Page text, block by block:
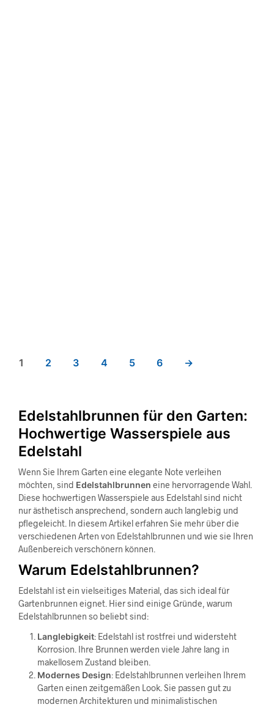
1 2 3 4 5 6 →
Edelstahlbrunnen für den Garten:
Hochwertige Wasserspiele aus
Edelstahl
Wenn Sie Ihrem Garten eine elegante Note verleihen
möchten, sind Edelstahlbrunnen eine hervorragende Wahl.
Diese hochwertigen Wasserspiele aus Edelstahl sind nicht
nur ästhetisch ansprechend, sondern auch langlebig und
pflegeleicht. In diesem Artikel erfahren Sie mehr über die
verschiedenen Arten von Edelstahlbrunnen und wie sie Ihren
Außenbereich verschönern können.
Warum Edelstahlbrunnen?
Edelstahl ist ein vielseitiges Material, das sich ideal für
Gartenbrunnen eignet. Hier sind einige Gründe, warum
Edelstahlbrunnen so beliebt sind:
Langlebigkeit: Edelstahl ist rostfrei und widersteht
Korrosion. Ihre Brunnen werden viele Jahre lang in
makellosem Zustand bleiben.
Modernes Design: Edelstahlbrunnen verleihen Ihrem
Garten einen zeitgemäßen Look. Sie passen gut zu
modernen Architekturen und minimalistischen